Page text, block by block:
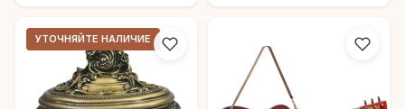
УТОЧНЯЙТЕ НАЛИЧИЕ